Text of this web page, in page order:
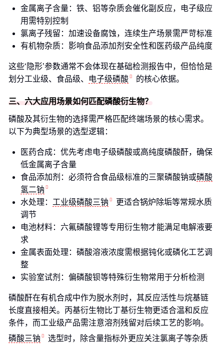
金属离子含量：铁、铝等杂质会催化副反应，电子级应
用需特别控制
氯离子残留：加速设备腐蚀，连续生产场景需严苛标准
有机物杂质：影响食品添加剂安全性和医药级产品纯度
这些‘隐形’参数通常不会体现在基础检测报告中，但恰恰是
划分工业级、食品级、
电子级磷酸 的核心依据。
三、六大应用场景如何匹配磷酸衍生物？
磷酸及其衍生物的选择需严格匹配终端场景的核心需求。
以下为典型场景的选型逻辑：
医药合成：优先考虑电子级磷酸或高纯度磷酸酐，确保
低金属离子含量
食品添加剂：必须符合食品级标准的三聚磷酸钠或磷酸
氢二钠
水处理： 工业级磷酸三钠
更适合锅炉除垢等常规水质
调节
电池材料：六氟磷酸锂等专用衍生物才能满足电解液要
求
金属表面处理：磷酸溶液浓度需根据钝化或磷化工艺调
整
实验室试剂：偏磷酸钡等特殊衍生物常用于分析检测
磷酸酐在有机合成中作为脱水剂时，其反应活性与烷基链
长度直接相关。丙基衍生物比丁基衍生物更适合温和反应
条件，而工业级产品需注意溶剂残留对后续工艺的影响。
磷酸三钠
选型时，除含量指标外更应关注氯离子等杂质